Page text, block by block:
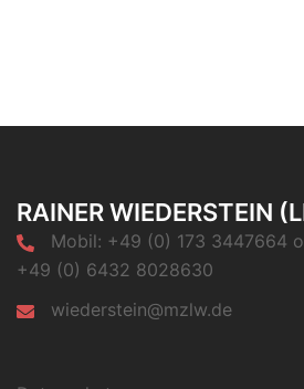
RAINER WIEDERSTEIN
Mobil: +49 (0) 173 3447664
+49 (0) 6432 8028630
wiederstein@mzlw.de